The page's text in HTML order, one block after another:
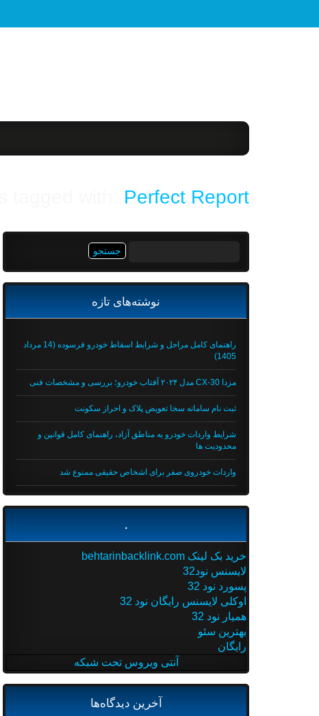
Perfect Report
نوشته‌های تازه
راهنمای کامل مراحل و شرایط اسقاط خودرو فرسوده (14 مرداد
1405)
مزدا CX-30 مدل ۲۰۲۴ آفتاب خودرو؛ بررسی و مشخصات فنی
ثبت نام سامانه سخا تعویض پلاک و احراز سکونت
شرایط واردات خودرو به مناطق آزاد، راهنمای کامل قوانین و
محدودیت ها
واردات خودروی صفر برای اشخاص حقیقی ممنوع شد
.
خرید بک لینک behtarinbacklink.com
لایسنس نود32
پسورد نود 32
اوکلی لایسنس رایگان نود 32
همیار نود 32
بهترین سئو
رایگان
آنتی ویروس تحت شبکه
آخرین دیدگاه‌ها